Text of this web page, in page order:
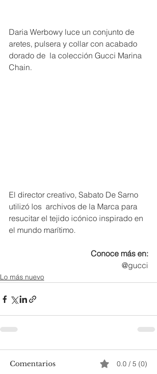
Daria Werbowy luce un conjunto de
aretes, pulsera y collar con acabado
dorado de  la colección Gucci Marina
Chain.
El director creativo, Sabato De Sarno
utilizó los  archivos de la Marca para
resucitar el tejido icónico inspirado en
el mundo marítimo.
Conoce más en:
@gucci
Lo más nuevo
Comentarios 0.0 / 5 (0)